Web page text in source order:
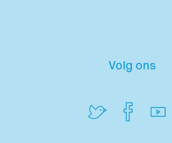
Volg ons